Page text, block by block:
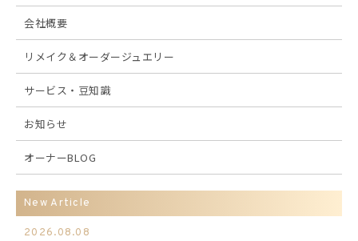
会社概要
リメイク＆オーダージュエリー
サービス・豆知識
お知らせ
オーナーBLOG
New Article
2026.08.08